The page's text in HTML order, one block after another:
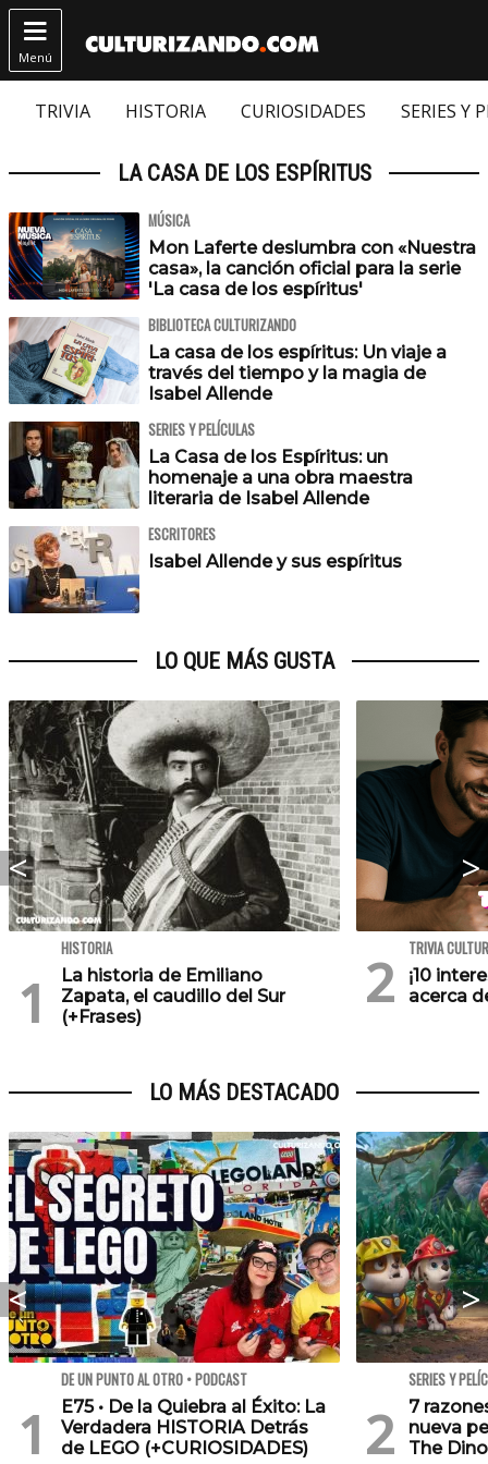

Menú
TRIVIA HISTORIA CURIOSIDADES SERIES Y
LA CASA DE LOS ESPÍRITUS
MÚSICA
Mon Laferte deslumbra con «Nuestra
casa», la canción oficial para la serie
'La casa de los espíritus'
BIBLIOTECA CULTURIZANDO
La casa de los espíritus: Un viaje a
través del tiempo y la magia de
Isabel Allende
SERIES Y PELÍCULAS
La Casa de los Espíritus: un
homenaje a una obra maestra
literaria de Isabel Allende
ESCRITORES
Isabel Allende y sus espíritus
LO QUE MÁS GUSTA
HISTORIA
La historia de Emiliano
Zapata, el caudillo del Sur
(+Frases)
TRIVIA
¡10
acerca
LO MÁS DESTACADO
DE UN PUNTO AL OTRO • PODCAST
E75 • De la Quiebra al Éxito: La
Verdadera HISTORIA Detrás
de LEGO (+CURIOSIDADES)
SERIES Y
7
nueva
The